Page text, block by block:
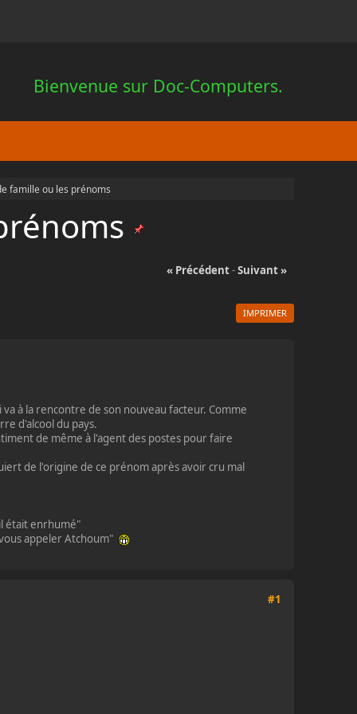
Bienvenue sur Doc-Computers.
famille ou les prénoms
« Précédent-Suivant »
IMPRIMER
à la rencontre de son nouveau facteur. Comme
d'alcool du pays.
de même à l'agent des postes pour faire
de l'origine de ce prénom après avoir cru mal
était enrhumé"
appeler Atchoum"
#1